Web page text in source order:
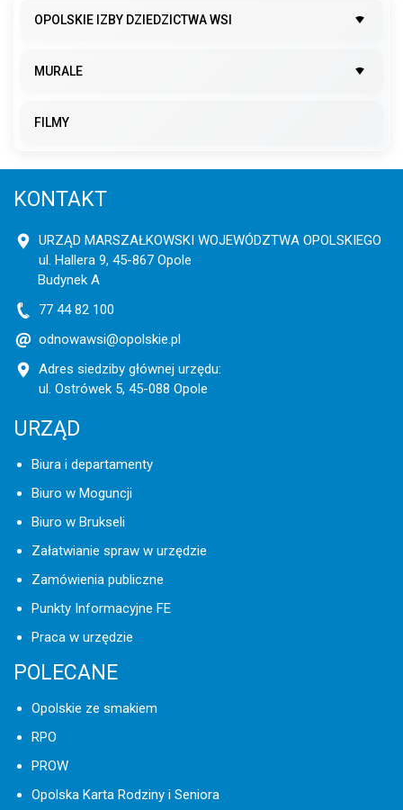
OPOLSKIE IZBY DZIEDZICTWA WSI
MURALE
FILMY
KONTAKT
URZĄD MARSZAŁKOWSKI WOJEWÓDZTWA OPOLSKIEGO
ul. Hallera 9, 45-867 Opole
Budynek A
77 44 82 100
odnowawsi@opolskie.pl
Adres siedziby głównej urzędu:
ul. Ostrówek 5, 45-088 Opole
URZĄD
Biura i departamenty
Biuro w Moguncji
Biuro w Brukseli
Załatwianie spraw w urzędzie
Zamówienia publiczne
Punkty Informacyjne FE
Praca w urzędzie
POLECANE
Opolskie ze smakiem
RPO
PROW
Opolska Karta Rodziny i Seniora